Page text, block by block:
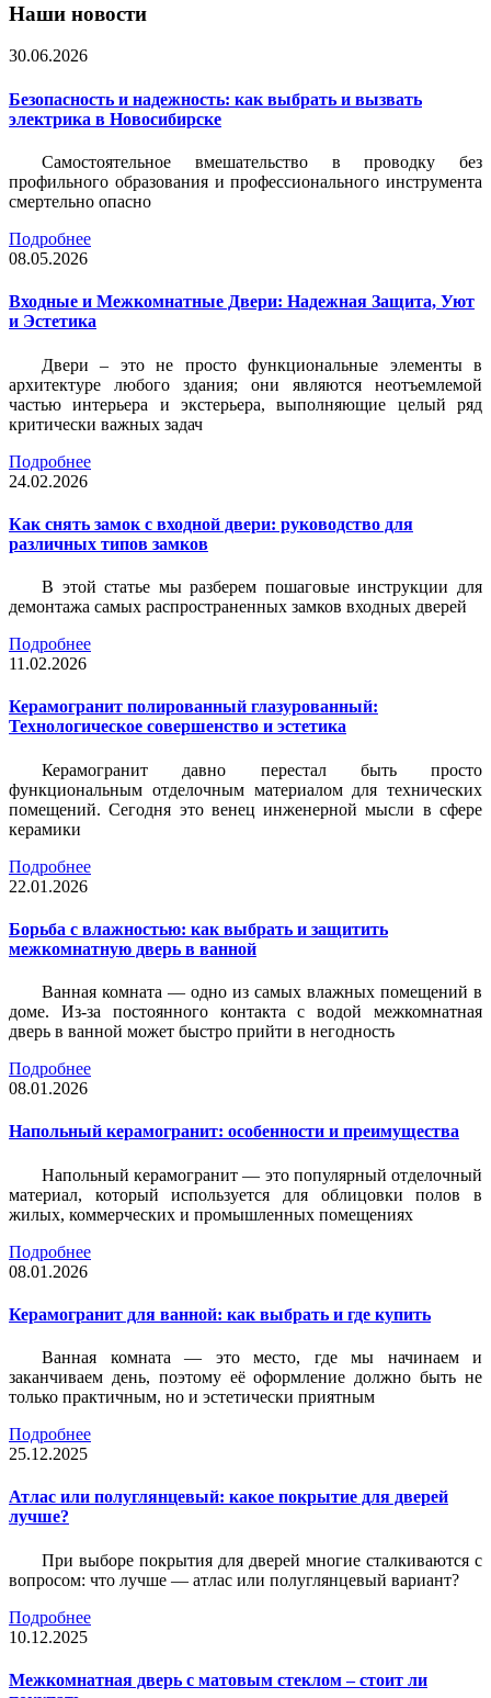
Наши новости
30.06.2026
Безопасность и надежность: как выбрать и вызвать
электрика в Новосибирске
Самостоятельное вмешательство в проводку без
профильного образования и профессионального инструмента
смертельно опасно
Подробнее
08.05.2026
Входные и Межкомнатные Двери: Надежная Защита, Уют
и Эстетика
Двери – это не просто функциональные элементы в
архитектуре любого здания; они являются неотъемлемой
частью интерьера и экстерьера, выполняющие целый ряд
критически важных задач
Подробнее
24.02.2026
Как снять замок с входной двери: руководство для
различных типов замков
В этой статье мы разберем пошаговые инструкции для
демонтажа самых распространенных замков входных дверей
Подробнее
11.02.2026
Керамогранит полированный глазурованный:
Технологическое совершенство и эстетика
Керамогранит давно перестал быть просто
функциональным отделочным материалом для технических
помещений. Сегодня это венец инженерной мысли в сфере
керамики
Подробнее
22.01.2026
Борьба с влажностью: как выбрать и защитить
межкомнатную дверь в ванной
Ванная комната — одно из самых влажных помещений в
доме. Из-за постоянного контакта с водой межкомнатная
дверь в ванной может быстро прийти в негодность
Подробнее
08.01.2026
Напольный керамогранит: особенности и преимущества
Напольный керамогранит — это популярный отделочный
материал, который используется для облицовки полов в
жилых, коммерческих и промышленных помещениях
Подробнее
08.01.2026
Керамогранит для ванной: как выбрать и где купить
Ванная комната — это место, где мы начинаем и
заканчиваем день, поэтому её оформление должно быть не
только практичным, но и эстетически приятным
Подробнее
25.12.2025
Атлас или полуглянцевый: какое покрытие для дверей
лучше?
При выборе покрытия для дверей многие сталкиваются с
вопросом: что лучше — атлас или полуглянцевый вариант?
Подробнее
10.12.2025
Межкомнатная дверь с матовым стеклом – стоит ли